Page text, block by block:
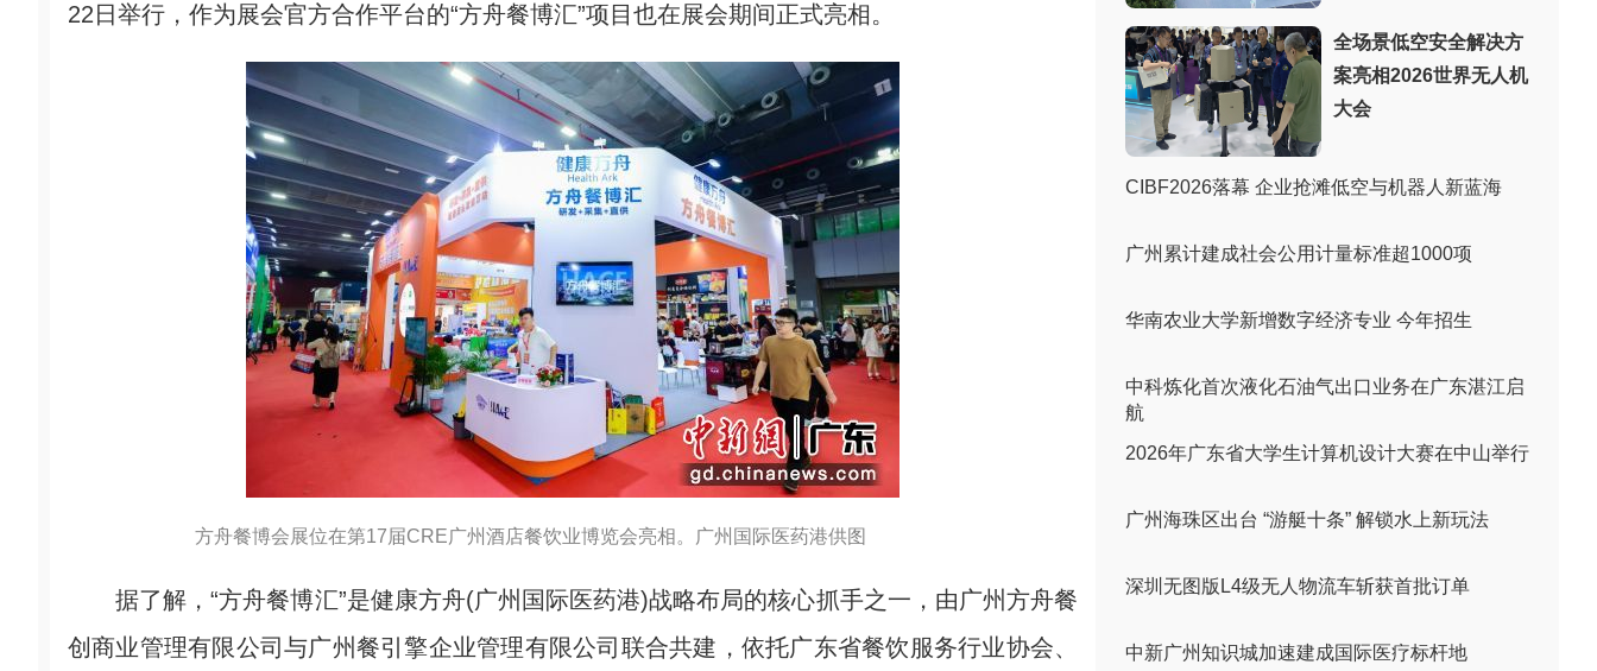
22日举行，作为展会官方合作平台的“方舟餐博汇”项目也在展会期间正式亮相。
方舟餐博会展位在第17届CRE广州酒店餐饮业博览会亮相。广州国际医药港供图
据了解，“方舟餐博汇”是健康方舟(广州国际医药港)战略布局的核心抓手之一，由广州方舟餐
创商业管理有限公司与广州餐引擎企业管理有限公司联合共建，依托广东省餐饮服务行业协会、
全场景低空安全解决方
案亮相2026世界无人机
大会
CIBF2026落幕 企业抢滩低空与机器人新蓝海
广州累计建成社会公用计量标准超1000项
华南农业大学新增数字经济专业 今年招生
中科炼化首次液化石油气出口业务在广东湛江启
航
2026年广东省大学生计算机设计大赛在中山举行
广州海珠区出台 “游艇十条” 解锁水上新玩法
深圳无图版L4级无人物流车斩获首批订单
中新广州知识城加速建成国际医疗标杆地